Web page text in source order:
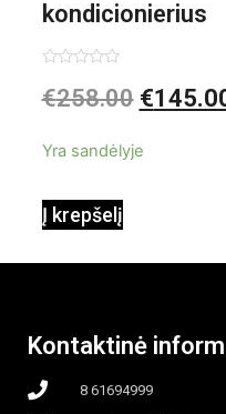
kondicionierius
Evareer
garinamasis,
apšvietimas
0
iš
€258.00 €
Yra sandėlyje
Į krepšelį
Kontaktinė
8 61694999